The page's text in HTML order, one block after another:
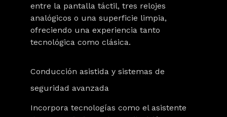
entre la pantalla táctil, tres relojes
analógicos o una superficie limpia,
ofreciendo una experiencia tanto
tecnológica como clásica.
Conducción asistida y sistemas de
seguridad avanzada
Incorpora tecnologías como el asistente